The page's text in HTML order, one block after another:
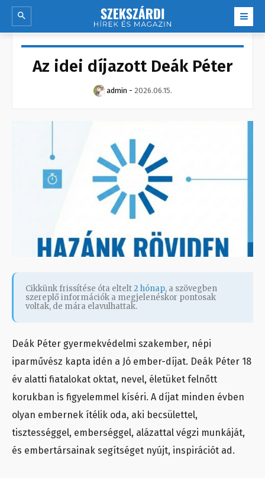
Az idei díjazott Deák Péter
admin - 2026.06.15.
Cikkünk frissítése óta eltelt2 hónap, a szövegben
szereplő információk a megjelenéskor pontosak
voltak, de mára elavulhattak.
Deák Péter gyermekvédelmi szakember, népi
iparművész kapta idén a Jó ember-díjat. Deák Péter 18
év alatti fiatalokat oktat, nevel, életüket felnőtt
korukban is figyelemmel kíséri. A díjat minden évben
olyan embernek ítélik oda, aki becsülettel,
tisztességgel, emberséggel, alázattal végzi munkáját,
és embertársainak segítséget nyújt, inspirációt ad.